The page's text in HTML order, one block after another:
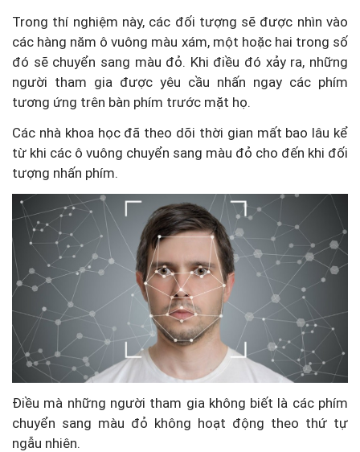
Trong thí nghiệm này, các đối tượng sẽ được nhìn vào
các hàng năm ô vuông màu xám, một hoặc hai trong số
đó sẽ chuyển sang màu đỏ. Khi điều đó xảy ra, những
người tham gia được yêu cầu nhấn ngay các phím
tương ứng trên bàn phím trước mặt họ.
Các nhà khoa học đã theo dõi thời gian mất bao lâu kể
từ khi các ô vuông chuyển sang màu đỏ cho đến khi đối
tượng nhấn phím.
Điều mà những người tham gia không biết là các phím
chuyển sang màu đỏ không hoạt động theo thứ tự
ngẫu nhiên.